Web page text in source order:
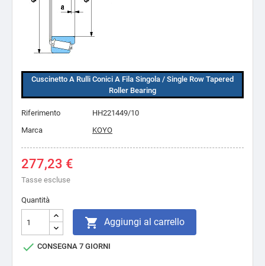
Cuscinetto A Rulli Conici A Fila Singola / Single Row Tapered
Roller Bearing
Riferimento
HH221449/10
Marca
KOYO
277,23 €
Tasse escluse
Quantità
 Aggiungi al carrello
 CONSEGNA 7 GIORNI